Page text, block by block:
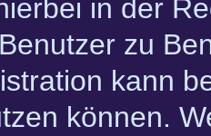
in der
zu
kann
können.